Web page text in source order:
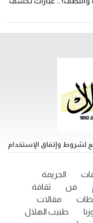
لشروط وإتفاق الإستخدام
الجريمة
فن
ثقافة
مقالات
طبيب الهلال